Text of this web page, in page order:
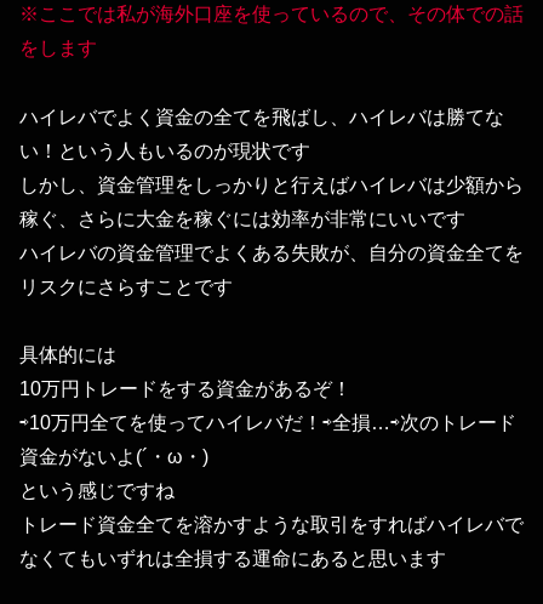
※ここでは私が海外口座を使っているので、その体での話
をします
ハイレバでよく資金の全てを飛ばし、ハイレバは勝てな
い！という人もいるのが現状です
しかし、資金管理をしっかりと行えばハイレバは少額から
稼ぐ、さらに大金を稼ぐには効率が非常にいいです
ハイレバの資金管理でよくある失敗が、自分の資金全てを
リスクにさらすことです
具体的には
10万円トレードをする資金があるぞ！
⇨10万円全てを使ってハイレバだ！⇨全損…⇨次のトレード
資金がないよ(´・ω・)
という感じですね
トレード資金全てを溶かすような取引をすればハイレバで
なくてもいずれは全損する運命にあると思います